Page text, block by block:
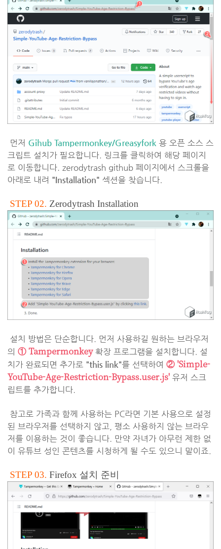
먼저 Gihub Tampermonkey/Greasyfork 용 오픈 소스 스
크립트 설치가 필요합니다. 링크를 클릭하여 해당 페이지
로 이동합니다. zerodytrash github 페이지에서 스크롤을
아래로 내려 "Installation" 섹션을 찾습니다.
STEP 02. Zerodytrash Installation
설치 방법은 단순합니다. 먼저 사용하길 원하는 브라우저
의 ① Tampermonkey 확장 프로그램을 설치합니다. 설
치가 완료되면 추가로 "this link"를 선택하여 ② 'Simple-
YouTube-Age-Restriction-Bypass.user.js' 유저 스크
립트를 추가합니다.
참고로 가족과 함께 사용하는 PC라면 기본 사용으로 설정
된 브라우저를 선택하지 않고, 평소 사용하지 않는 브라우
저를 이용하는 것이 좋습니다. 만약 자녀가 아무런 제한 없
이 유튜브 성인 콘텐츠를 시청하게 될 수도 있으니 말이죠.
STEP 03. Firefox 설치 준비